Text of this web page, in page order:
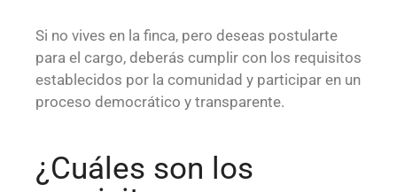
Si no vives en la finca, pero deseas postularte
para el cargo, deberás cumplir con los requisitos
establecidos por la comunidad y participar en un
proceso democrático y transparente.
¿Cuáles son los